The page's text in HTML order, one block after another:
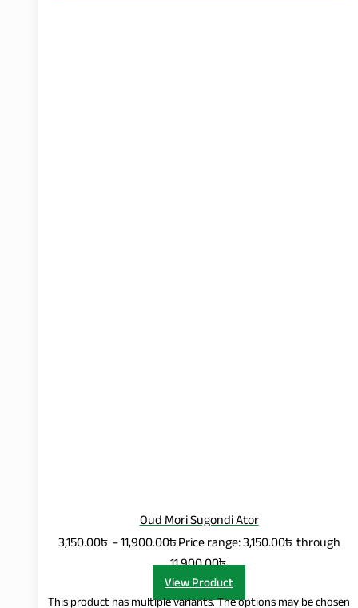
Oud Mori Sugondi Ator
3,150.00৳ –11,900.00৳Price range: 3,150.00৳ through
11,900.00৳
View Product
This product has multiple variants. The options may be chosen